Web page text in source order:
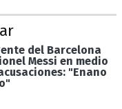
del Barcelona
Messi en medio
"Enano